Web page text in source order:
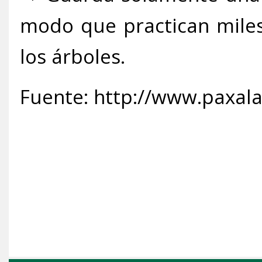
modo que practican
los árboles.
Fuente: http://